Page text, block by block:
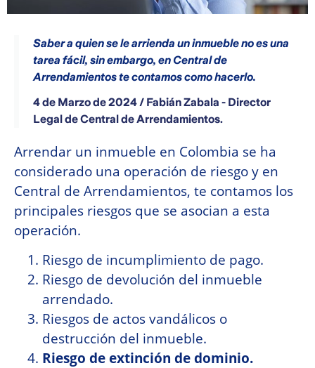
Saber a quien se le arrienda un inmueble no es una
tarea fácil, sin embargo, en Central de
Arrendamientos te contamos como hacerlo.
4 de Marzo de 2024 / Fabián Zabala - Director
Legal de Central de Arrendamientos.
Arrendar un inmueble en Colombia se ha
considerado una operación de riesgo y en
Central de Arrendamientos, te contamos los
principales riesgos que se asocian a esta
operación.
Riesgo de incumplimiento de pago.
Riesgo de devolución del inmueble
arrendado.
Riesgos de actos vandálicos o
destrucción del inmueble.
Riesgo de extinción de dominio.